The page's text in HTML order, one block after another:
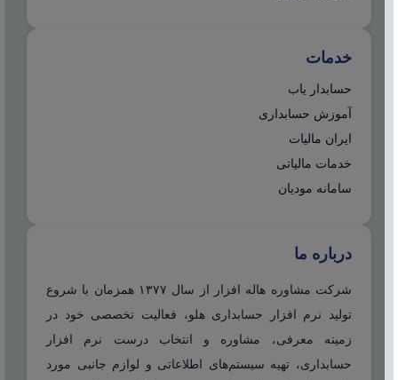
خدمات
حسابدار یاب
آموزش حسابداری
ایران مالیات
خدمات مالیاتی
سامانه مودیان
درباره ما
شرکت مشاوره هاله افزار از سال ۱۳۷۷ همزمان با شروع
تولید نرم افزار حسابداری هلو، فعالیت تخصصی خود در
زمینه معرفی، مشاوره و انتخاب درست نرم افزار
حسابداری، تهیه سیستم‌های اطلاعاتی و لوازم جانبی مورد